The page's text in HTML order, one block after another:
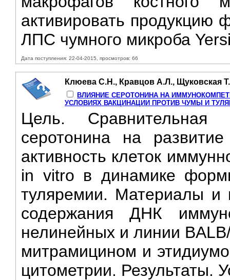
активировать продукцию
ЛПС чумного микроба
Дата поступления: 22-04-2015, просмотров: 66
Клюева С.Н., Кравцов А.Л., Щуковская
ВЛИЯНИЕ СЕРОТОНИНА НА
УСЛОВИЯХ ВАКЦИНАЦИИ ПРОТИВ ЧУМЫ И
Цель. Сравнительная
серотонина на
активность клеток
in vitro в динамике
туляремии. Материалы и
содержания ДНК
нелинейных и линии
митрамицином и
цитометрии. Результаты.